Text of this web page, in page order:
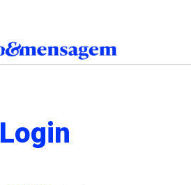
Login